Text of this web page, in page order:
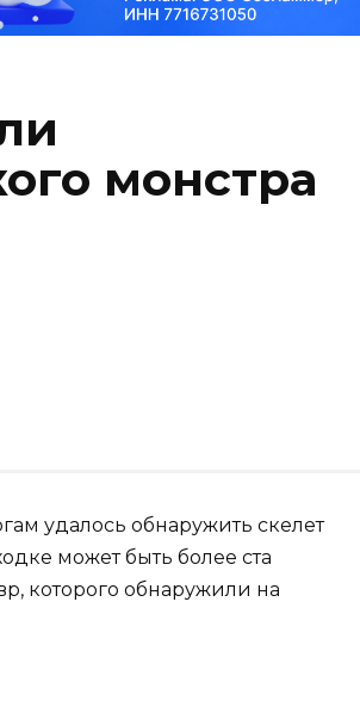
монстра
удалось обнаружить скелет
может быть более ста
которого обнаружили на